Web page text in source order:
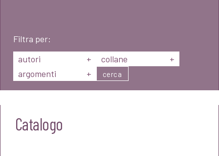
Filtra per:
autori
+ collane
+
argomenti
+ cerca
Catalogo